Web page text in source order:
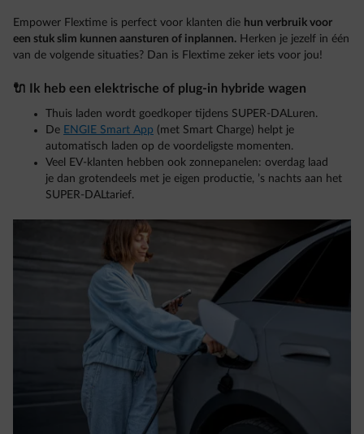
Empower Flextime is perfect voor klanten die hun verbruik voor
een stuk slim kunnen aansturen of inplannen. Herken je jezelf in één
van de volgende situaties? Dan is Flextime zeker iets voor jou!
🔌 Ik heb een elektrische of plug-in hybride wagen
Thuis laden wordt goedkoper tijdens SUPER-DALuren.
De ENGIE Smart App (met Smart Charge) helpt je
automatisch laden op de voordeligste momenten.
Veel EV-klanten hebben ook zonnepanelen: overdag laad
je dan grotendeels met je eigen productie, ’s nachts aan het
SUPER-DALtarief.